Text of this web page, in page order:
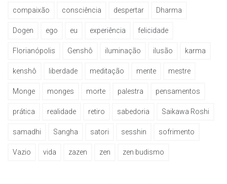
compaixão consciência despertar Dharma
Dogen ego eu experiência felicidade
Florianópolis Genshô iluminação ilusão karma
kenshô liberdade meditação mente mestre
Monge monges morte palestra pensamentos
prática realidade retiro sabedoria Saikawa Roshi
samadhi Sangha satori sesshin sofrimento
Vazio vida zazen zen zen budismo